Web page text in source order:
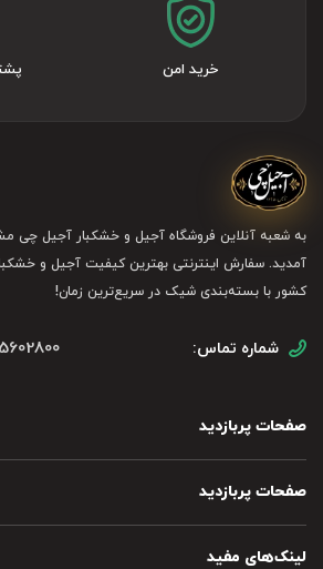
خرید امن
آمدید. سفارش اینترنتی بهترین کیفیت آجیل و
کشور با بسته‌بندی شیک در سریع‌ترین زمان!
شماره تماس:
صفحات پربازدید
صفحات پربازدید
لینک‌های مفید